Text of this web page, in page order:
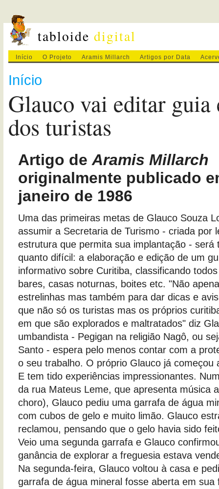
tabloidedigital
Início O Projeto Aramis Millarch Artigos por Data
Início
Glauco vai editar guia
dos turistas
Artigo deAramis Millarch
originalmente publicado
janeiro de 1986
Uma das primeiras metas de Glauco Souza
assumir a Secretaria de Turismo - criada por
estrutura que permita sua implantação - será
quanto difícil: a elaboração e edição de um
informativo sobre Curitiba, classificando
bares, casas noturnas, boites etc. "Não
estrelinhas mas também para dar dicas e
que não só os turistas mas os próprios
em que são explorados e maltratados" diz
umbandista - Pegigan na religião Nagô, ou
Santo - espera pelo menos contar com a
o seu trabalho. O próprio Glauco já começou
E tem tido experiências impressionantes.
da rua Mateus Leme, que apresenta música
choro), Glauco pediu uma garrafa de água
com cubos de gelo e muito limão. Glauco
reclamou, pensando que o gelo havia sido
Veio uma segunda garrafa e Glauco
ganância de explorar a freguesia estava
Na segunda-feira, Glauco voltou à casa e
garrafa de água mineral fosse aberta em